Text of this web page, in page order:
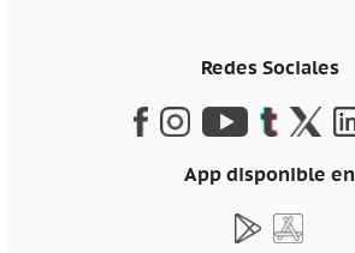
Redes Sociales
App disponible en